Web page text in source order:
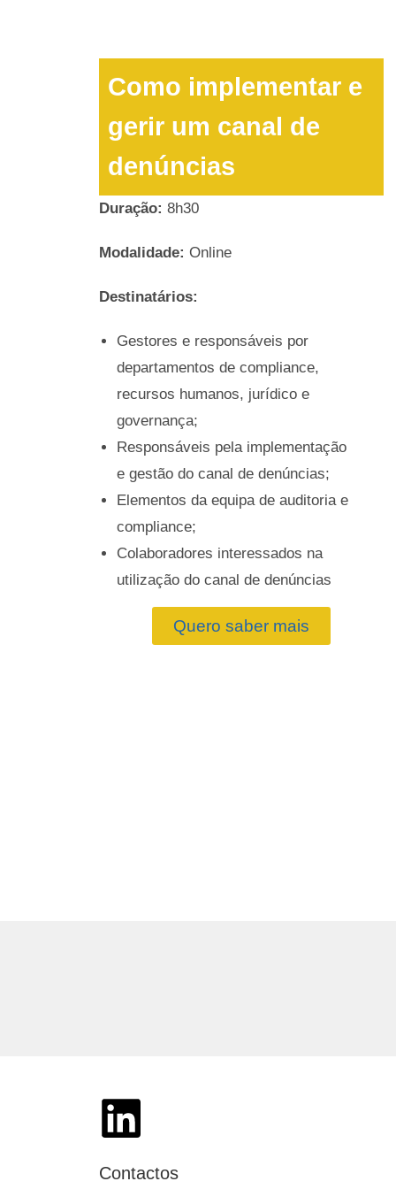
Como implementar e
gerir um canal de
denúncias
Duração: 8h30
Modalidade: Online
Destinatários:
Gestores e responsáveis por
departamentos de compliance,
recursos humanos, jurídico e
governança;
Responsáveis pela implementação
e gestão do canal de denúncias;
Elementos da equipa de auditoria e
compliance;
Colaboradores interessados na
utilização do canal de denúncias
Quero saber mais
Contactos